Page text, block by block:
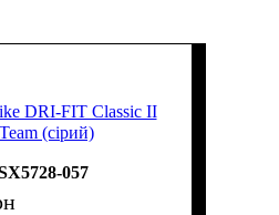
DRI-FIT Classic II
(сірий)
057